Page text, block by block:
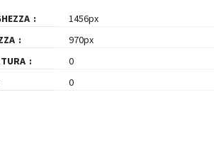
1456px
970px
0
0